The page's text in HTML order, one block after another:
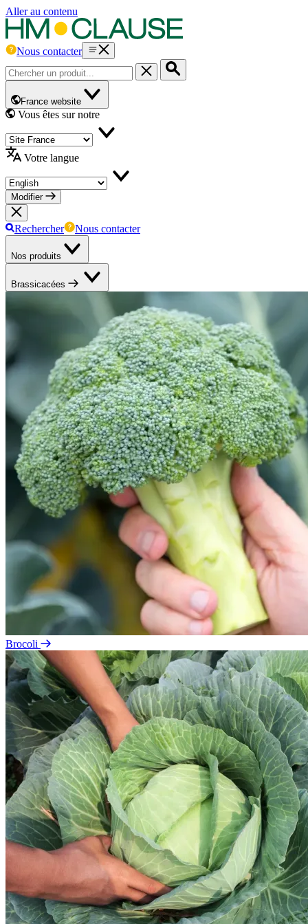
Aller au contenu
Nous contacter
France website
Vous êtes sur notre
Votre langue
Modifier
Rechercher Nous contacter
Nos produits
Brassicacées
Brocoli